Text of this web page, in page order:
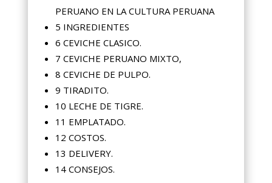
PERUANO EN LA CULTURA PERUANA
5 INGREDIENTES
6 CEVICHE CLASICO.
7 CEVICHE PERUANO MIXTO,
8 CEVICHE DE PULPO.
9 TIRADITO.
10 LECHE DE TIGRE.
11 EMPLATADO.
12 COSTOS.
13 DELIVERY.
14 CONSEJOS.